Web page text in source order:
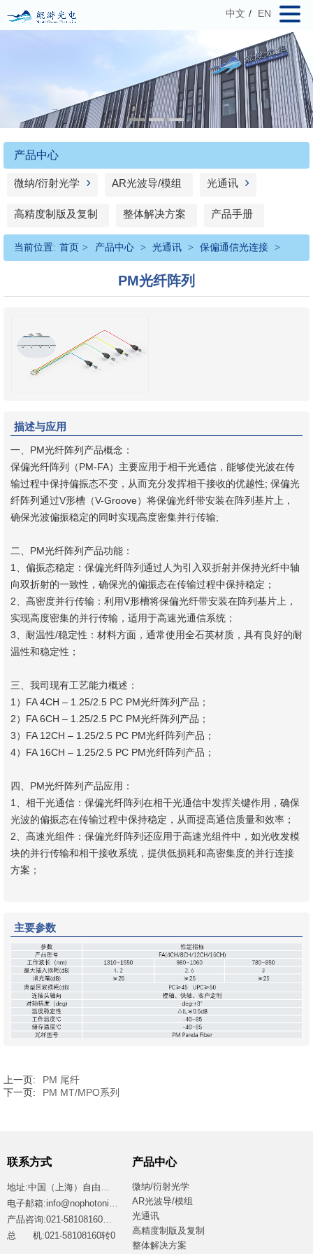
中文 / EN
产品中心
微纳/衍射光学 AR光波导/模组 光通讯
高精度制版及复制 整体解决方案 产品手册
当前位置: 首页 > 产品中心 > 光通讯 > 保偏通信光连接 >
PM光纤阵列
描述与应用
一、PM光纤阵列产品概念：
保偏光纤阵列（PM-FA）主要应用于相干光通信，能够使光波在传
输过程中保持偏振态不变，从而充分发挥相干接收的优越性‌‌; 保偏光
纤阵列通过V形槽（V-Groove）将保偏光纤带安装在阵列基片上，
确保光波偏振稳定的同时实现高度密集并行传输‌;
二、PM光纤阵列产品功能：
1、偏振态稳定：保偏光纤阵列通过人为引入双折射并保持光纤中轴
向双折射的一致性，确保光的偏振态在传输过程中保持稳定‌；
‌2、高密度并行传输‌：利用V形槽将保偏光纤带安装在阵列基片上，
实现高度密集的并行传输，适用于高速光通信系统‌‌；
3、耐温性/稳定性‌：材料方面，通常使用全石英材质，具有良好的耐
温性和稳定性‌；
三、我司现有工艺能力概述：
1）FA 4CH – 1.25/2.5 PC PM光纤阵列产品；
2）FA 6CH – 1.25/2.5 PC PM光纤阵列产品；
3）FA 12CH – 1.25/2.5 PC PM光纤阵列产品；
4）FA 16CH – 1.25/2.5 PC PM光纤阵列产品；
四、PM光纤阵列产品应用：
1、‌相干光通信‌：保偏光纤阵列在相干光通信中发挥关键作用，确保
光波的偏振态在传输过程中保持稳定，从而提高通信质量和效率‌；
2、高速光组件‌：保偏光纤阵列还应用于高速光组件中，如光收发模
块的并行传输和相干接收系统，提供低损耗和高密集度的并行连接
方案；
主要参数
上一页:
PM 尾纤
下一页:
PM MT/MPO系列
联系方式
总 机:021-58108160转0
产品中心
微纳/衍射光学
AR光波导/模组
光通讯
高精度制版及复制
整体解决方案